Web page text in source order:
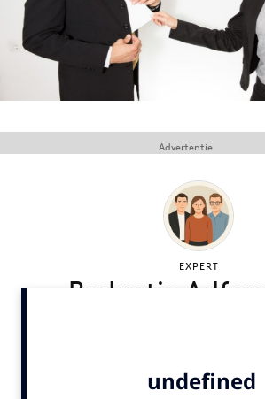
Home
9 sept: GenAI-training
12 nov: MarketingLive!
Adverteren
Opleidingen
Advertentie
EXPERT
Redactie